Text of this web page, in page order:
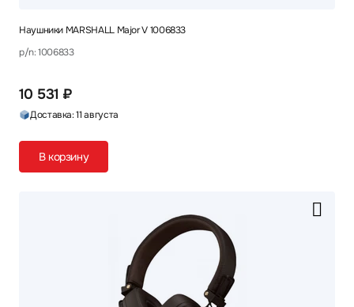
Наушники MARSHALL Major V 1006833
p/n: 1006833
10 531 ₽
Доставка: 11 августа
В корзину